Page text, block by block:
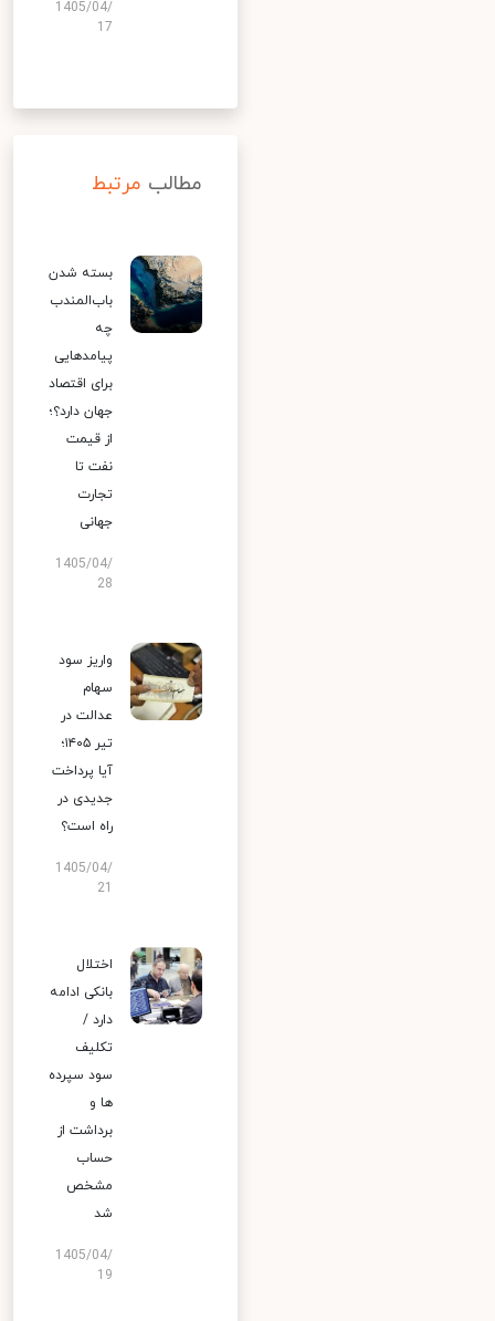
1405/04/
17
مطالب مرتبط
بسته شدن
باب‌المندب
چه
پیامدهایی
برای اقتصاد
جهان دارد؟؛
از قیمت
نفت تا
تجارت
جهانی
1405/04/
28
واریز سود
سهام
عدالت در
تیر ۱۴۰۵؛
آیا پرداخت
جدیدی در
راه است؟
1405/04/
اختلال
بانکی ادامه
دارد /
تکلیف
سود سپرده
ها و
برداشت از
حساب
مشخص
شد
1405/04/
19